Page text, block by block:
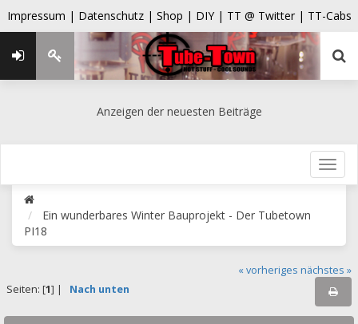
Impressum | Datenschutz | Shop | DIY | TT @ Twitter | TT-Cabs
Anzeigen der neuesten Beiträge
Ein wunderbares Winter Bauprojekt - Der Tubetown
PI18
« vorheriges nächstes »
Seiten: [1] | Nach unten